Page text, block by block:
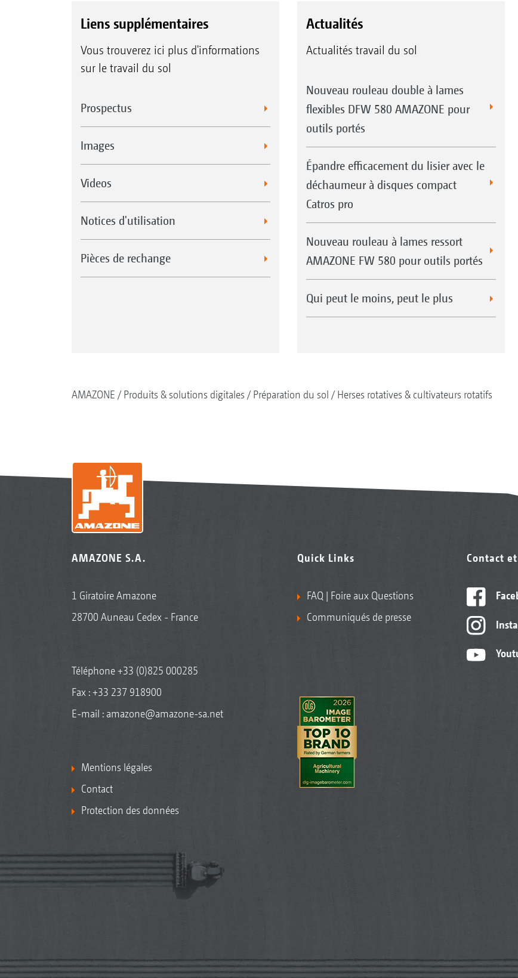
Liens supplémentaires
Vous trouverez ici plus d'informations
sur le travail du sol
Prospectus
Images
Videos
Notices d'utilisation
Pièces de rechange
Actualités
Actualités travail du sol
Nouveau rouleau double à lames
flexibles DFW 580 AMAZONE pour
outils portés
Épandre efficacement du lisier avec le
déchaumeur à disques compact
Catros pro
Nouveau rouleau à lames ressort
AMAZONE FW 580 pour outils portés
Qui peut le moins, peut le plus
AMAZONE Produits & solutions digitales Préparation du sol Herses rotatives & cultivateurs rotatifs
AMAZONE S.A.
1 Giratoire Amazone
28700 Auneau Cedex - France
Téléphone+33 (0)825 000285
Fax : +33 237 918900
E-mail : amazone@amazone-sa.net
Mentions légales
Contact
Protection des données
Quick Links
FAQ | Foire aux Questions
Communiqués de presse
Contact